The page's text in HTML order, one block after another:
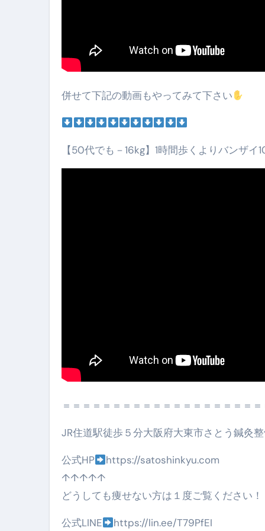
【超高騰】爆上がりしたビッ
Q：借りた借金を返さなくてい
【必見】もう営業電話は怖くな
フリーランス・個人事業主にお
自己破産中に絶対にしてはダメ
自己破産にまつわるよくある
体脂肪が落ちる朝食3選 #ダイ
アーモンドを毎日食べたらど
ムームードメイン 2月のおす
FRONTIER スーパーセール
なくす不安と消える恐怖をゼ
使った分だけ支払う、いちばん
英語が「聞こえる・分かる・
【海外ツアー完全ガイド】ア
新春スペシャルセール完全ガ
【ムームードメイン】 【.site】
梅干しを毎日食べたらどうな
併せて下記の動画もやってみて下さい
【50代でも－16kg】1時間歩くよりバンザイ
＝＝＝＝＝＝＝＝＝＝＝＝＝＝＝＝＝＝＝＝
JR住道駅徒歩５分大阪府大東市さとう鍼灸
公式HP
https://satoshinkyu.com
↑↑↑↑↑
どうしても痩せない方は１度ご覧ください！
公式LINE
https://lin.ee/T79PfEI